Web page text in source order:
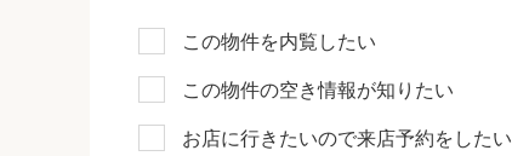
この物件を内覧したい
この物件の空き情報が知りたい
お店に行きたいので来店予約をしたい